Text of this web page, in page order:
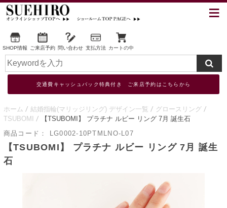
SHOP情報 ご来店予約 問い合わせ 支払方法 カートの中
交通費キャッシュバック特典付き ご来店予約はこちらから
ホーム 結婚指輪(マリッジリング) デザイン一覧
グロースリング
TSUBOMI
【TSUBOMI】 プラチナ ルビー リング 7月 誕生石
商品コード：
LG0002-10PTMLNO-L07
【TSUBOMI】 プラチナ ルビー リング 7月 誕生
石